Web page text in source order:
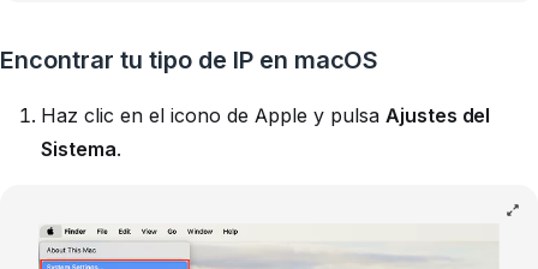
Encontrar tu tipo de IP en macOS
Haz clic en el icono de Apple y pulsa Ajustes del
Sistema.